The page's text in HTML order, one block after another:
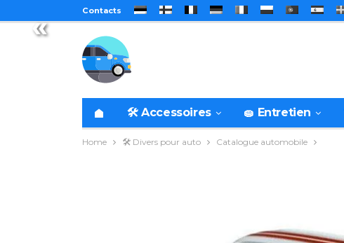
« Contacts
🛠️ Accessoires 🧽 Entretien
Home 🛠️ Divers pour auto Catalogue automobile